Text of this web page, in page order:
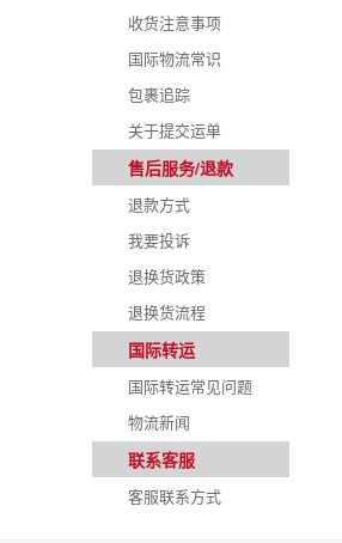
收货注意事项
国际物流常识
包裹追踪
关于提交运单
售后服务/退款
退款方式
我要投诉
退换货政策
退换货流程
国际转运
国际转运常见问题
物流新闻
联系客服
客服联系方式